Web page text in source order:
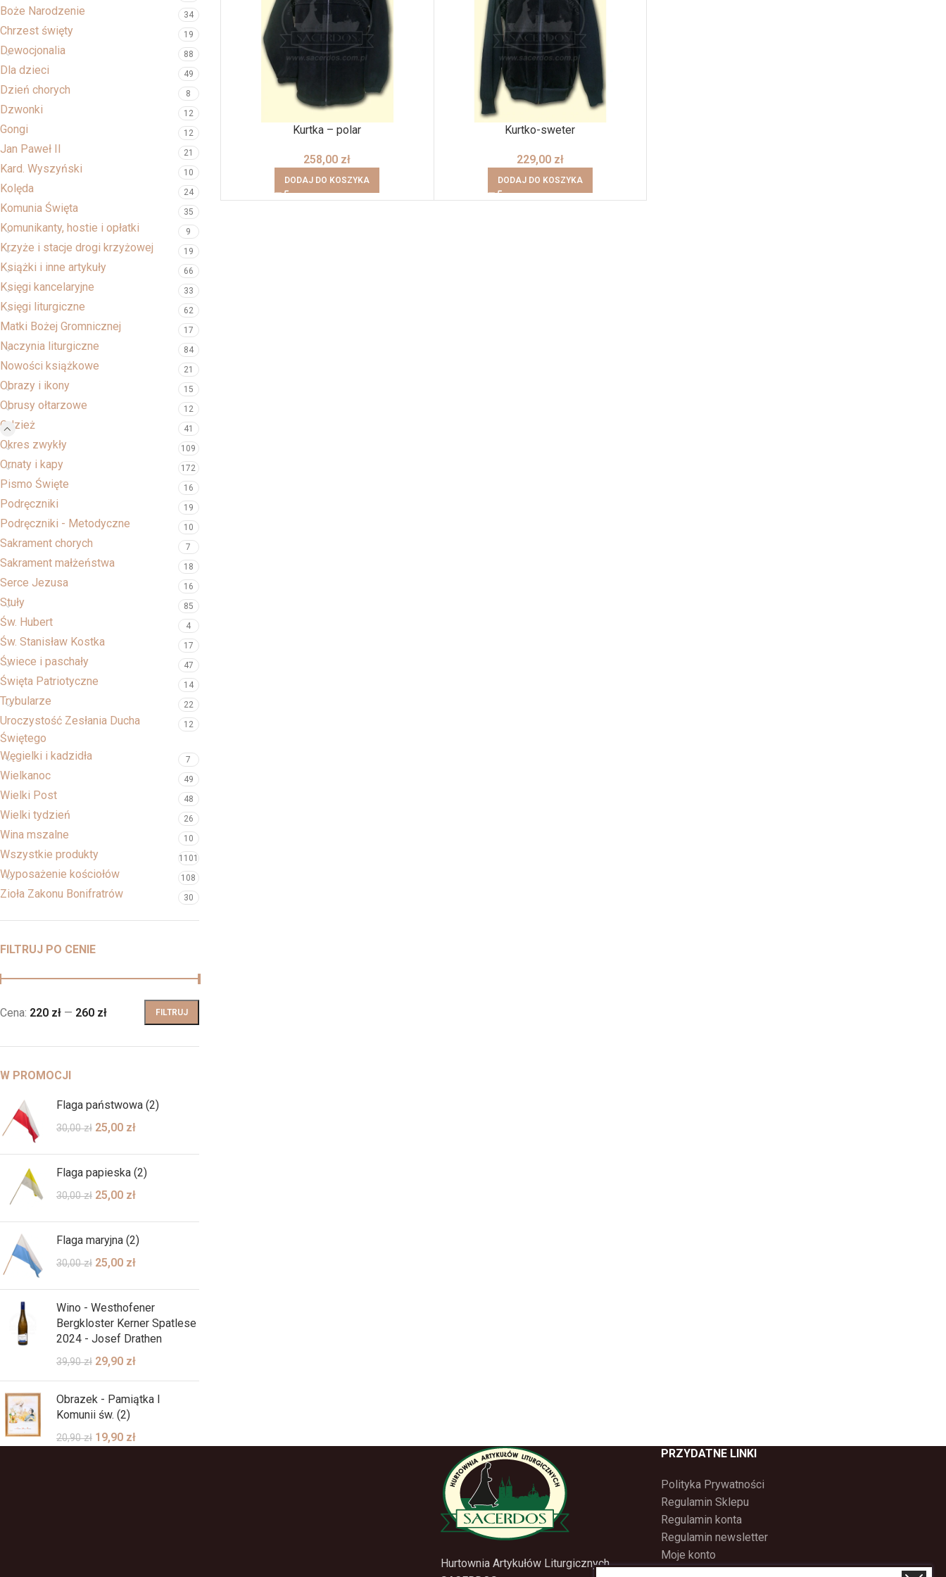
Boże Narodzenie 34
Chrzest święty 19
Dewocjonalia 88
Dla dzieci 49
Dzień chorych 8
Dzwonki 12
Gongi 12
Jan Paweł II 21
Kard. Wyszyński 10
Kolęda 24
Komunia Święta 35
Komunikanty, hostie i opłatki 9
Krzyże i stacje drogi krzyżowej 19
Książki i inne artykuły 66
Księgi kancelaryjne 33
Księgi liturgiczne 62
Matki Bożej Gromnicznej 17
Naczynia liturgiczne 84
Nowości książkowe 21
Obrazy i ikony 15
Obrusy ołtarzowe 12
Odzież 41
Okres zwykły 109
Ornaty i kapy 172
Pismo Święte 16
Podręczniki 19
Podręczniki - Metodyczne 10
Sakrament chorych 7
Sakrament małżeństwa 18
Serce Jezusa 16
Stuły 85
Św. Hubert 4
Św. Stanisław Kostka 17
Świece i paschały 47
Święta Patriotyczne 14
Trybularze 22
Uroczystość Zesłania Ducha
Świętego
12
Węgielki i kadzidła 7
Wielkanoc 49
Wielki Post 48
Wielki tydzień 26
Wina mszalne 10
Wszystkie produkty 1101
Wyposażenie kościołów 108
Zioła Zakonu Bonifratrów 30
FILTRUJ PO CENIE
FILTRUJ
Cena: 220 zł — 260 zł
W PROMOCJI
Flaga państwowa (2)
30,00zł 25,00 zł
Flaga papieska (2)
30,00zł 25,00 zł
Flaga maryjna (2)
30,00zł 25,00 zł
Wino - Westhofener
Bergkloster Kerner Spatlese
2024 - Josef Drathen
39,90zł 29,90 zł
Obrazek - Pamiątka I
Komunii św. (2)
20,90zł 19,90 zł
Kurtka – polar
258,00 zł
DODAJ DO KOSZYKA
Kurtko-sweter
229,00 zł
DODAJ DO KOSZYKA
Hurtownia Artykułów Liturgicznych
PRZYDATNE LINKI
Polityka Prywatności
Regulamin Sklepu
Regulamin konta
Regulamin newsletter
Moje konto